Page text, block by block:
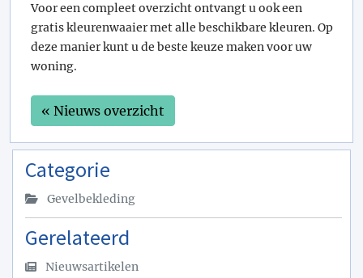
Voor een compleet overzicht ontvangt u ook een
gratis kleurenwaaier met alle beschikbare kleuren. Op
deze manier kunt u de beste keuze maken voor uw
woning.
« Nieuws overzicht
Categorie
Gevelbekleding
Gerelateerd
Nieuwsartikelen